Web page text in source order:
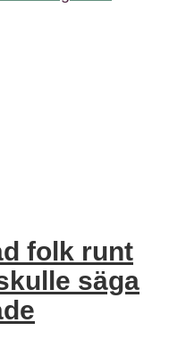
folk runt
säga